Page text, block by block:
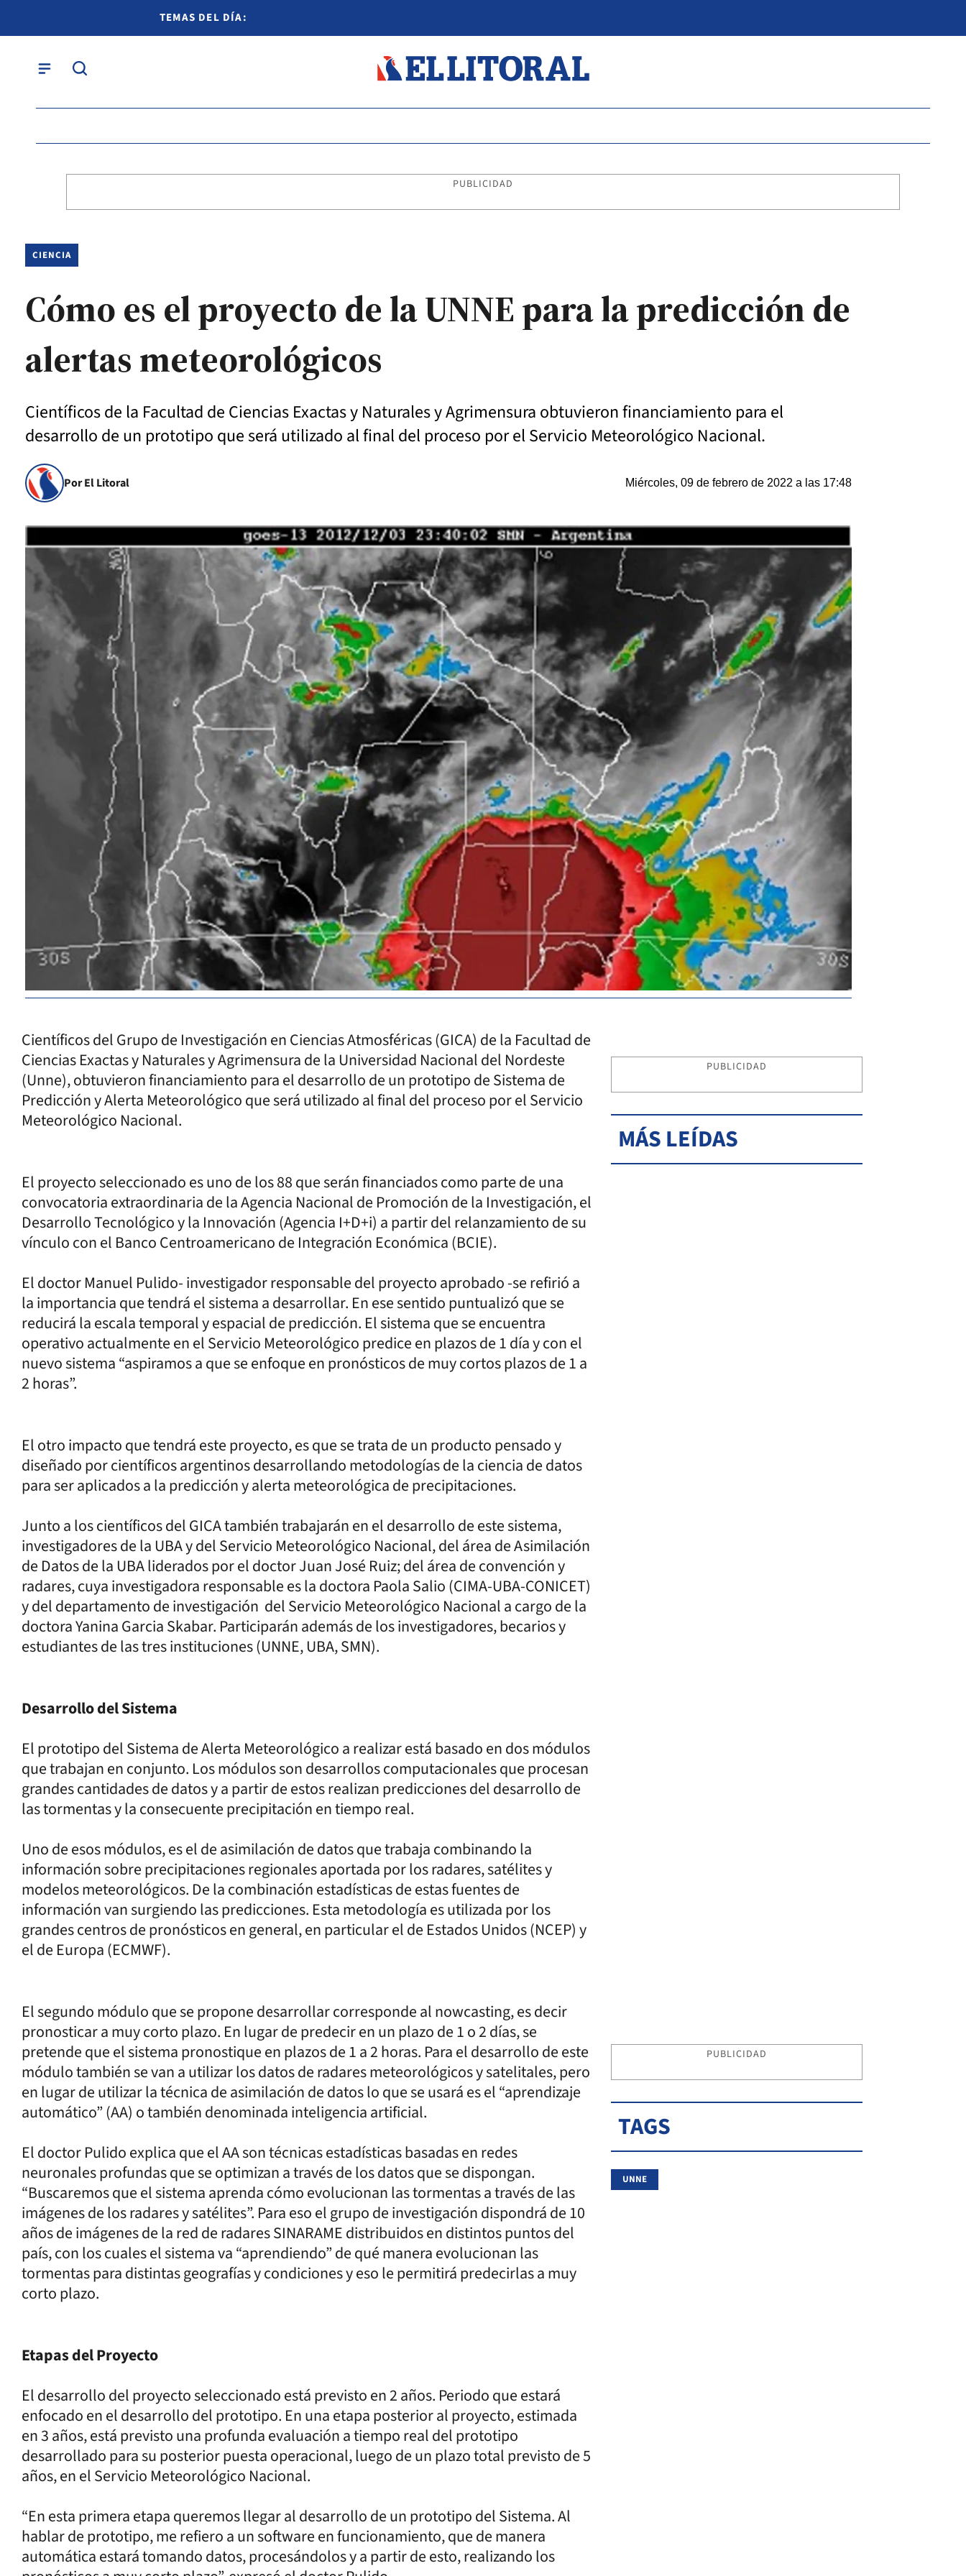
TEMAS DEL DÍA:
PUBLICIDAD
CIENCIA
Cómo es el proyecto de la UNNE para la predicción de
alertas meteorológicos
Científicos de la Facultad de Ciencias Exactas y Naturales y Agrimensura obtuvieron financiamiento para el
desarrollo de un prototipo que será utilizado al final del proceso por el Servicio Meteorológico Nacional.
Por El Litoral Miércoles, 09 de febrero de 2022 a las 17:48
Científicos del Grupo de Investigación en Ciencias Atmosféricas (GICA) de la Facultad de
Ciencias Exactas y Naturales y Agrimensura de la Universidad Nacional del Nordeste
(Unne), obtuvieron financiamiento para el desarrollo de un prototipo de Sistema de
Predicción y Alerta Meteorológico que será utilizado al final del proceso por el Servicio
Meteorológico Nacional.
El proyecto seleccionado es uno de los 88 que serán financiados como parte de una
convocatoria extraordinaria de la Agencia Nacional de Promoción de la Investigación, el
Desarrollo Tecnológico y la Innovación (Agencia I+D+i) a partir del relanzamiento de su
vínculo con el Banco Centroamericano de Integración Económica (BCIE).
El doctor Manuel Pulido- investigador responsable del proyecto aprobado -se refirió a
la importancia que tendrá el sistema a desarrollar. En ese sentido puntualizó que se
reducirá la escala temporal y espacial de predicción. El sistema que se encuentra
operativo actualmente en el Servicio Meteorológico predice en plazos de 1 día y con el
nuevo sistema “aspiramos a que se enfoque en pronósticos de muy cortos plazos de 1 a
2 horas”.
El otro impacto que tendrá este proyecto, es que se trata de un producto pensado y
diseñado por científicos argentinos desarrollando metodologías de la ciencia de datos
para ser aplicados a la predicción y alerta meteorológica de precipitaciones.
Junto a los científicos del GICA también trabajarán en el desarrollo de este sistema,
investigadores de la UBA y del Servicio Meteorológico Nacional, del área de Asimilación
de Datos de la UBA liderados por el doctor Juan José Ruiz; del área de convención y
radares, cuya investigadora responsable es la doctora Paola Salio (CIMA-UBA-CONICET)
y del departamento de investigación del Servicio Meteorológico Nacional a cargo de la
doctora Yanina Garcia Skabar. Participarán además de los investigadores, becarios y
estudiantes de las tres instituciones (UNNE, UBA, SMN).
Desarrollo del Sistema
El prototipo del Sistema de Alerta Meteorológico a realizar está basado en dos módulos
que trabajan en conjunto. Los módulos son desarrollos computacionales que procesan
grandes cantidades de datos y a partir de estos realizan predicciones del desarrollo de
las tormentas y la consecuente precipitación en tiempo real.
Uno de esos módulos, es el de asimilación de datos que trabaja combinando la
información sobre precipitaciones regionales aportada por los radares, satélites y
modelos meteorológicos. De la combinación estadísticas de estas fuentes de
información van surgiendo las predicciones. Esta metodología es utilizada por los
grandes centros de pronósticos en general, en particular el de Estados Unidos (NCEP) y
el de Europa (ECMWF).
El segundo módulo que se propone desarrollar corresponde al nowcasting, es decir
pronosticar a muy corto plazo. En lugar de predecir en un plazo de 1 o 2 días, se
pretende que el sistema pronostique en plazos de 1 a 2 horas. Para el desarrollo de este
módulo también se van a utilizar los datos de radares meteorológicos y satelitales, pero
en lugar de utilizar la técnica de asimilación de datos lo que se usará es el “aprendizaje
automático” (AA) o también denominada inteligencia artificial.
El doctor Pulido explica que el AA son técnicas estadísticas basadas en redes
neuronales profundas que se optimizan a través de los datos que se dispongan.
“Buscaremos que el sistema aprenda cómo evolucionan las tormentas a través de las
imágenes de los radares y satélites”. Para eso el grupo de investigación dispondrá de 10
años de imágenes de la red de radares SINARAME distribuidos en distintos puntos del
país, con los cuales el sistema va “aprendiendo” de qué manera evolucionan las
tormentas para distintas geografías y condiciones y eso le permitirá predecirlas a muy
corto plazo.
Etapas del Proyecto
El desarrollo del proyecto seleccionado está previsto en 2 años. Periodo que estará
enfocado en el desarrollo del prototipo. En una etapa posterior al proyecto, estimada
en 3 años, está previsto una profunda evaluación a tiempo real del prototipo
desarrollado para su posterior puesta operacional, luego de un plazo total previsto de 5
años, en el Servicio Meteorológico Nacional.
“En esta primera etapa queremos llegar al desarrollo de un prototipo del Sistema. Al
hablar de prototipo, me refiero a un software en funcionamiento, que de manera
automática estará tomando datos, procesándolos y a partir de esto, realizando los
PUBLICIDAD
MÁS LEÍDAS
PUBLICIDAD
TAGS
UNNE